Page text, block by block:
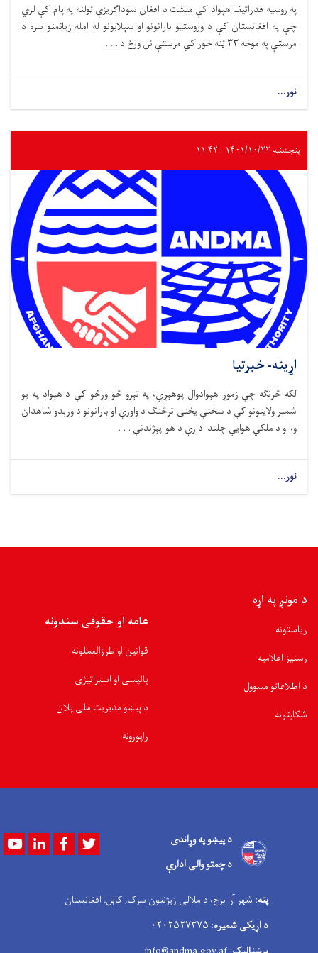
په روسیه فدراتیف هېواد کې مېشت د افغان سوداګریزې ټولنه په پام کې لري
چې په افغانستان کې د وروستیو بارانونو او سېلابونو له امله زیانمنو سره د
مرستې په موخه ۳۳ ټنه خوراکي مرستې نن ورځ د . . .
نور...
پنجشنبه ۱۴۰۱/۱۰/۲۲ - ۱۱:۴۲
اړینه- خبرتیا
لکه څرنګه چې زموږ هېوادوال پوهېږي، په تېرو څو ورځو کې د هېواد په یو
شمېر ولایتونو کې د سختې یخنۍ ترڅنګ د واورې او بارانونو د ورېدو شاهدان
و، او د ملکي هوايي چلند ادارې د هوا پېژندنې . . .
نور...
د مونږ په اړه
ریاستونه
رسنیز اعلامیه
د اطلاعاتو مسوول
شکایتونه
عامه او حقوقی سندونه
قوانین او طرزالعملونه
پالیسی او استراتیژی
د پیښو مدیریت ملی پلان
راپورونه
د پیښو په وړاندی
د چمتو والی ادارې
YoutubeLinkedInFacebook
پته: شهر آرا برج، د ملالی زیژنتون سرک, کابل, افغانستان
د اړیکی شمیره: ۰۲۰۲۵۲۷۳۷۵